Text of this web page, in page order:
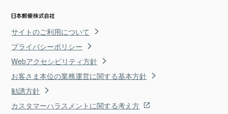
サイトのご利用について
プライバシーポリシー
Webアクセシビリティ方針
お客さま本位の業務運営に関する基本方針
勧誘方針
カスタマーハラスメントに関する考え方